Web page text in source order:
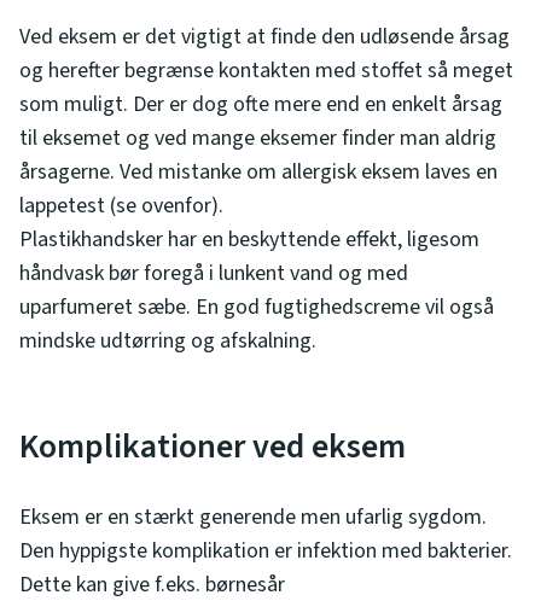
Ved eksem er det vigtigt at finde den udløsende årsag
og herefter begrænse kontakten med stoffet så meget
som muligt. Der er dog ofte mere end en enkelt årsag
til eksemet og ved mange eksemer finder man aldrig
årsagerne. Ved mistanke om allergisk eksem laves en
lappetest (se ovenfor).
Plastikhandsker har en beskyttende effekt, ligesom
håndvask bør foregå i lunkent vand og med
uparfumeret sæbe. En god fugtighedscreme vil også
mindske udtørring og afskalning.
Komplikationer ved eksem
Eksem er en stærkt generende men ufarlig sygdom.
Den hyppigste komplikation er infektion med bakterier.
Dette kan give f.eks. børnesår